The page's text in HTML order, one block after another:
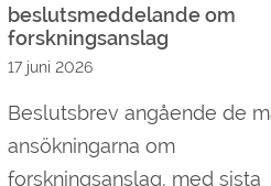
beslutsmeddelande om
forskningsanslag
17 juni 2026
Beslutsbrev angående de
ansökningarna om
forskningsanslag, med sista